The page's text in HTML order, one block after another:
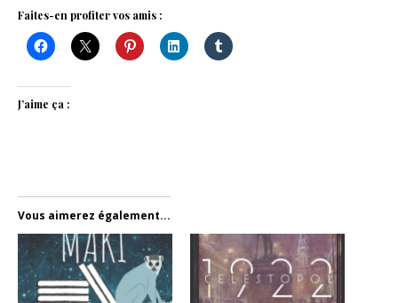
Faites-en profiter vos amis :
J’aime ça :
Vous aimerez également...